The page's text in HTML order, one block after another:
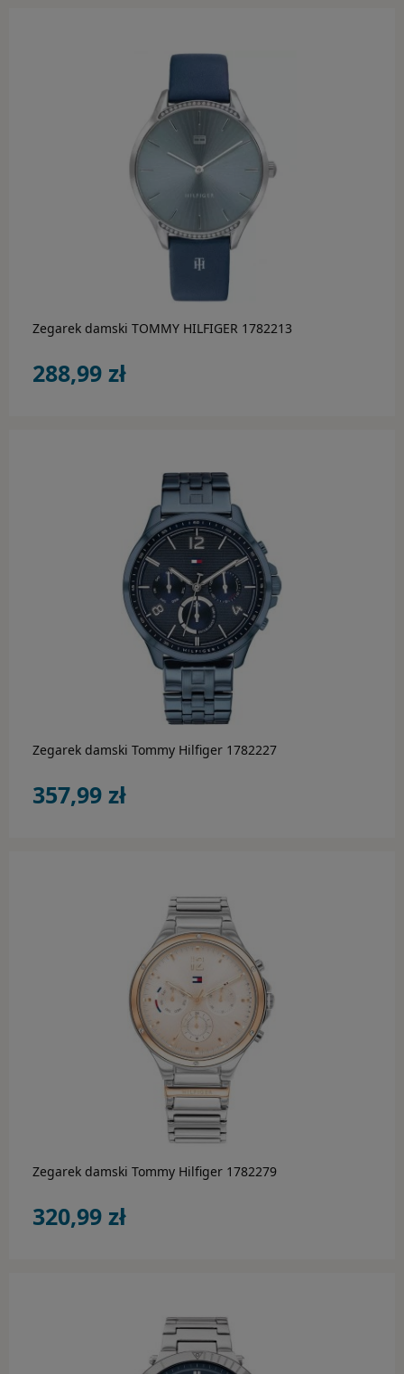
Zegarek damski TOMMY HILFIGER 1782213
288,99 zł
do koszyka
Zegarek damski Tommy Hilfiger 1782227
357,99 zł
do koszyka
Zegarek damski Tommy Hilfiger 1782279
320,99 zł
do koszyka